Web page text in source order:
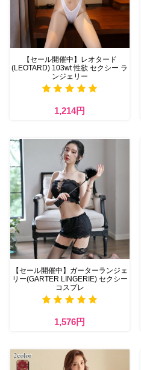
【セール開催中】レオタード
(LEOTARD) 103wt 性欲 セクシー ラ
ンジェリー
1,214円
【セール開催中】ガーターランジェ
リー(GARTER LINGERIE) セクシー
コスプレ
1,576円